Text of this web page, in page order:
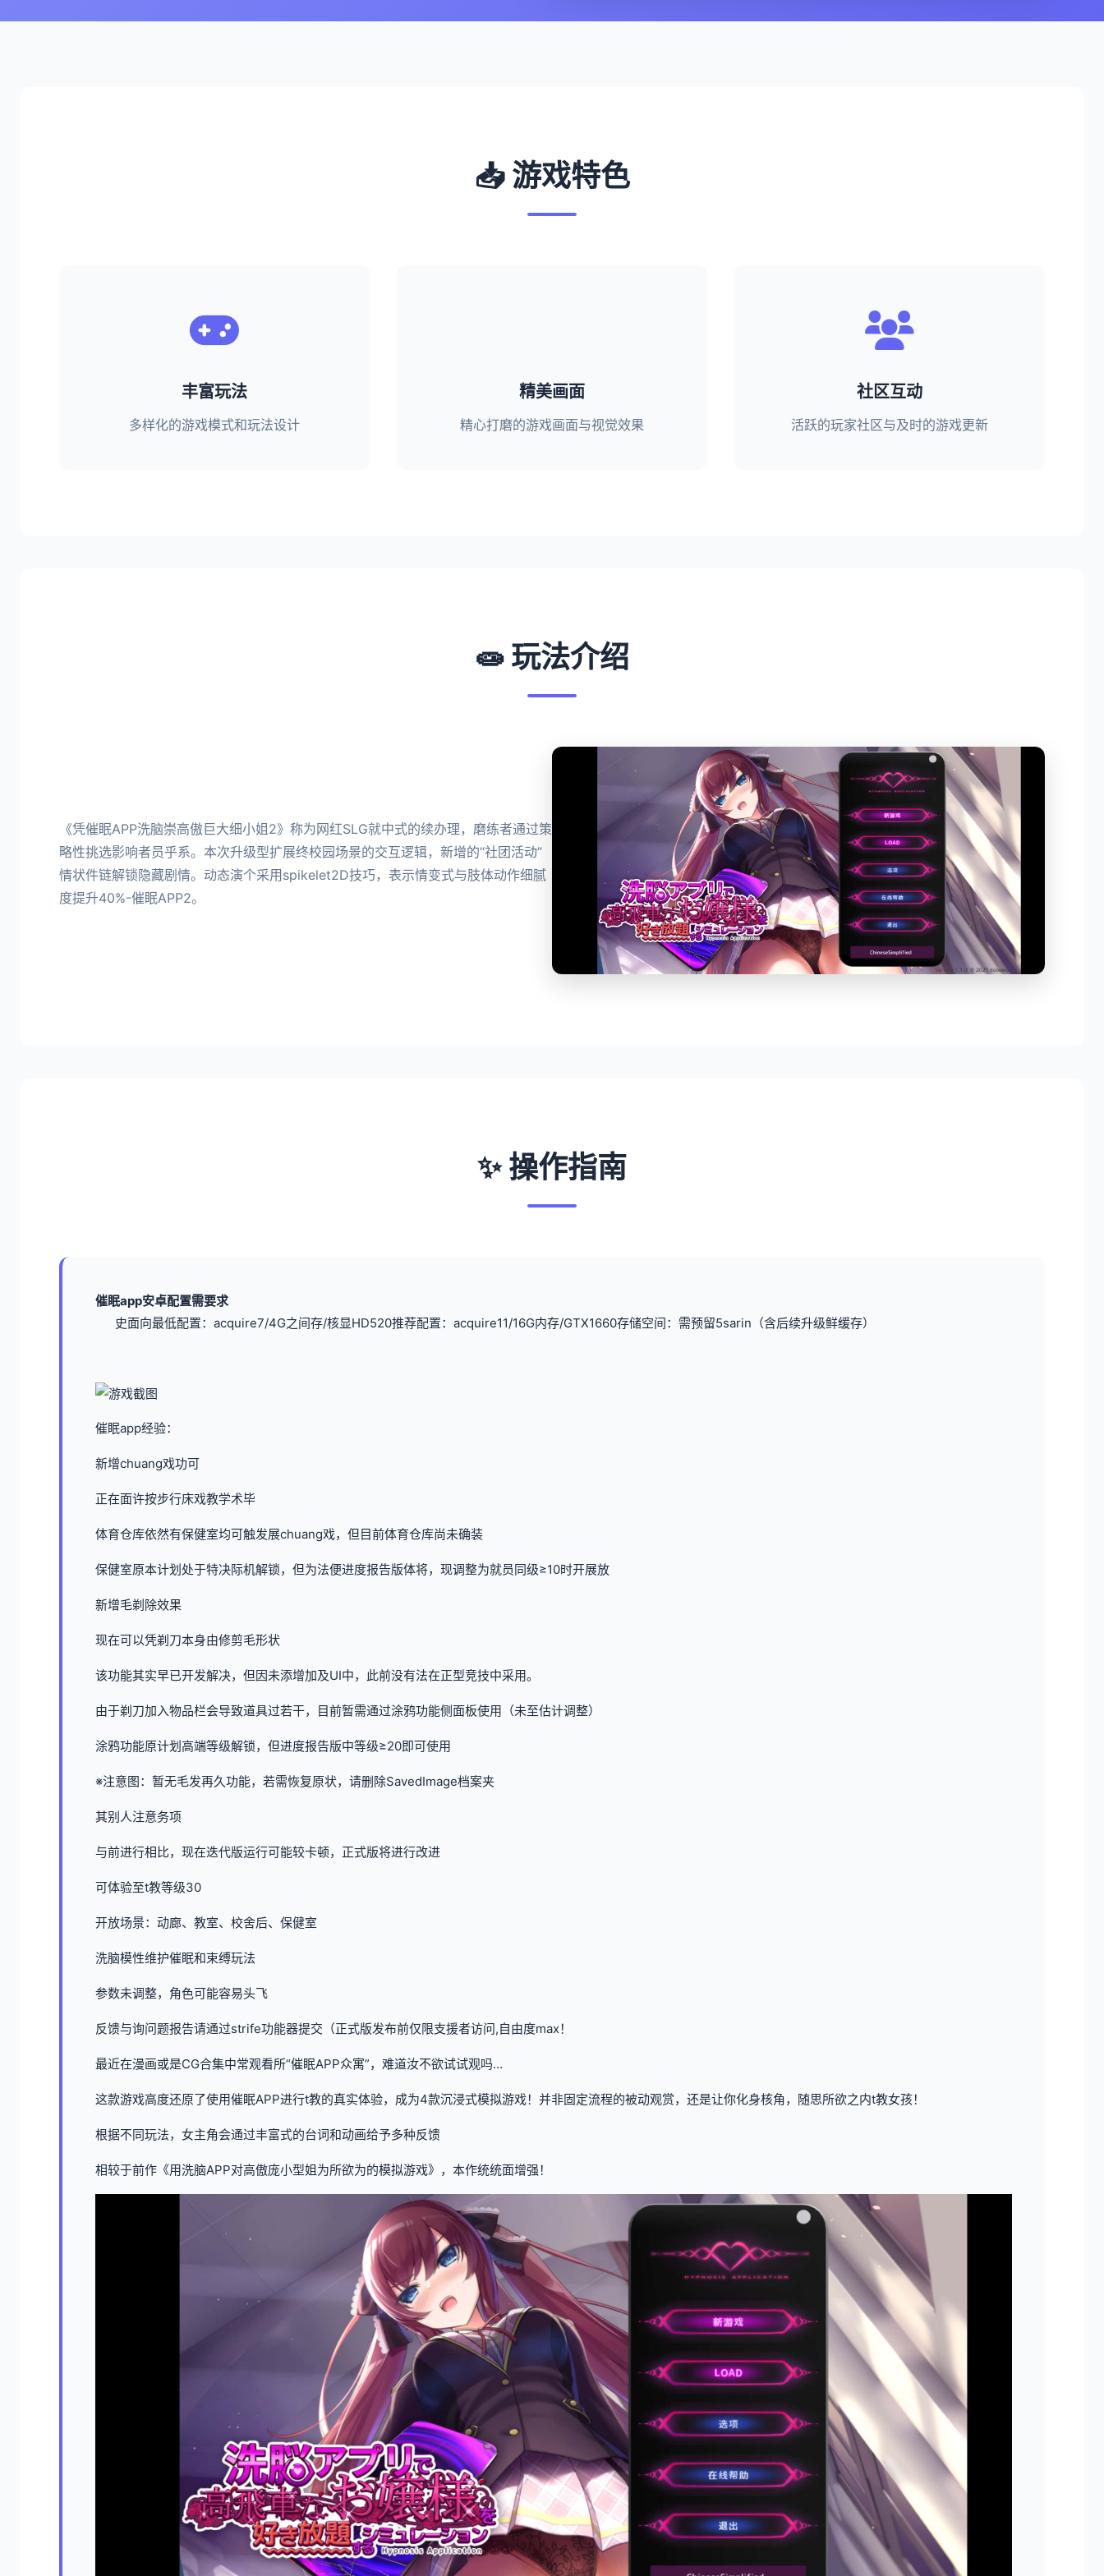
📥 游戏特色
丰富玩法
多样化的游戏模式和玩法设计
精美画面
精心打磨的游戏画面与视觉效果
社区互动
活跃的玩家社区与及时的游戏更新
🧫 玩法介绍
《凭催眠APP洗脑崇高傲巨大细小姐2》称为网红SLG就中式的续办理，磨练者通过策
略性挑选影响者员乎系。本次升级型扩展终校园场景的交互逻辑，新增的“社团活动”
情状件链解锁隐藏剧情。动态演个采用spikelet2D技巧，表示情变式与肢体动作细腻
度提升40%-催眠APP2。
✨ 操作指南
催眠app安卓配置需要求
​史面向最低配置​​：acquire7/4G之间存/核显HD520​推荐配置​​：acquire11/16G内存/GTX1660​存储空间​ ​：需预留5sarin（含后续升级鲜缓存）
催眠app经验：
新增chuang戏功可
正在面许按步行床戏教学术毕
体育仓库依然有保健室均可触发展chuang戏，但目前体育仓库尚未确装
保健室原本计划处于特决际机解锁，但为法便进度报告版体将，现调整为就员同级≥10时开展放
新增毛剃除效果
现在可以凭剃刀本身由修剪毛形状
该功能其实早已开发解决，但因未添增加及UI中，此前没有法在正型竞技中采用。
由于剃刀加入物品栏会导致道具过若干，目前暂需通过涂鸦功能侧面板使用（未至估计调整）
涂鸦功能原计划高端等级解锁，但进度报告版中等级≥20即可使用
※注意图 ：暂无毛发再久功能，若需恢复原状，请删除SavedImage档案夹
其别人注意务项
与前进行相比，现在迭代版运行可能较卡顿，正式版将进行改进
可体验至t教等级30
开放场景：动廊、教室、校舍后、保健室
洗脑模性维护催眠和束缚玩法
参数未调整，角色可能容易头飞
反馈与询问题报告请通过strife功能器提交（正式版发布前仅限支援者访问,自由度max！
最近在漫画或是CG合集中常观看所“催眠APP众寓”，难道汝不欲试试观吗…
这款游戏高度还原了使用催眠APP进行t教的真实体验，成为4款沉浸式模拟游戏！并非固定流程的被动观赏，还是让你化身核角，随思所欲之内t教女孩！
根据不同玩法，女主角会通过丰富式的台词和动画给予多种反馈
相较于前作《用洗脑APP对高傲庞小型姐为所欲为的模拟游戏》，本作统统面增强！